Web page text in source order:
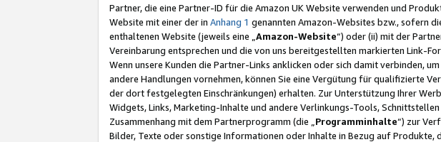
Partner, die eine Partner-ID für die Amazon UK Website verwenden und
Website mit einer der in Anhang 1 genannten Amazon-Websites bzw., sofern
enthaltenen Website (jeweils eine „ Amazon-Website“) oder (ii) mit der
Vereinbarung entsprechen und die von uns bereitgestellten markierten Link-
Wenn unsere Kunden die Partner-Links anklicken oder sich damit verbinden,
andere Handlungen vornehmen, können Sie eine Vergütung für qualifizierte
der dort festgelegten Einschränkungen) erhalten. Zur Unterstützung Ihrer
Widgets, Links, Marketing-Inhalte und andere Verlinkungs-Tools,
Zusammenhang mit dem Partnerprogramm (die „ Programminhalte“) zur
Bilder, Texte oder sonstige Informationen oder Inhalte in Bezug auf Produkte,